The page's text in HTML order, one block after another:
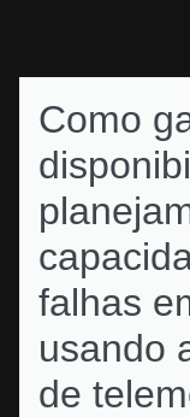
Como
falhas
usando
de